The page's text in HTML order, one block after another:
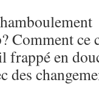
Comment ce
frappé en
des